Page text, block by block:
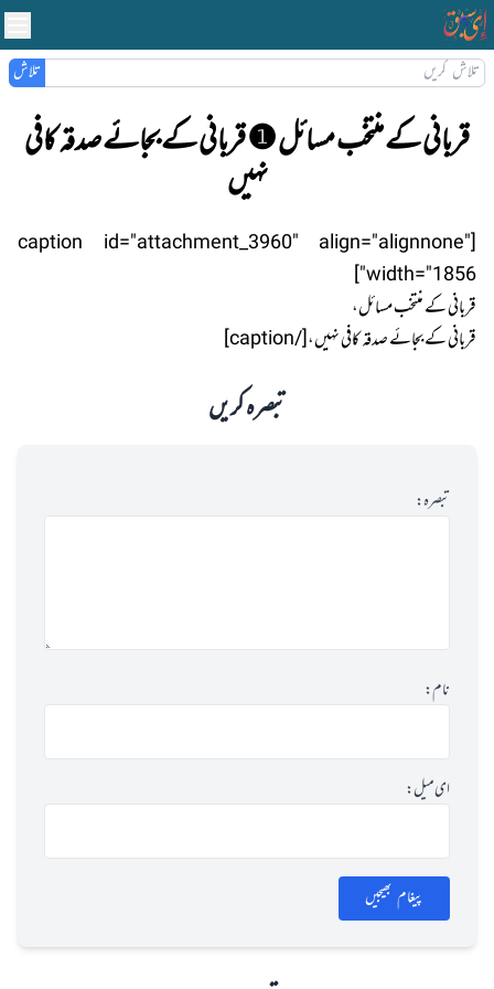
تلاش
قربانی کے منتخب مسائل ❶ قربانی کے بجائے صدقہ کافی
نہیں
[caption id="attachment_3960" align="alignnone"
width="1856"]
قربانی کے منتخب مسائل،
قربانی کے بجائے صدقہ کافی نہیں،[/caption]
تبصرہ کریں
تبصرہ:
نام:
ای میل:
پیغام بھیجیں